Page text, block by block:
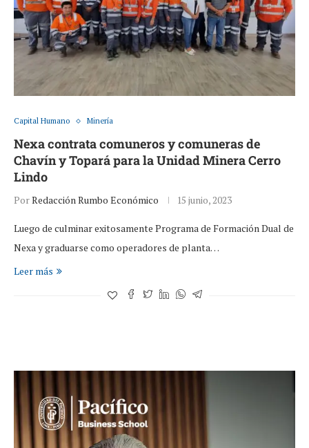
Capital Humano Minería
Nexa contrata comuneros y comuneras de
Chavín y Topará para la Unidad Minera Cerro
Lindo
PorRedacción Rumbo Económico 15 junio, 2023
Luego de culminar exitosamente Programa de Formación Dual de
Nexa y graduarse como operadores de planta…
Leer más